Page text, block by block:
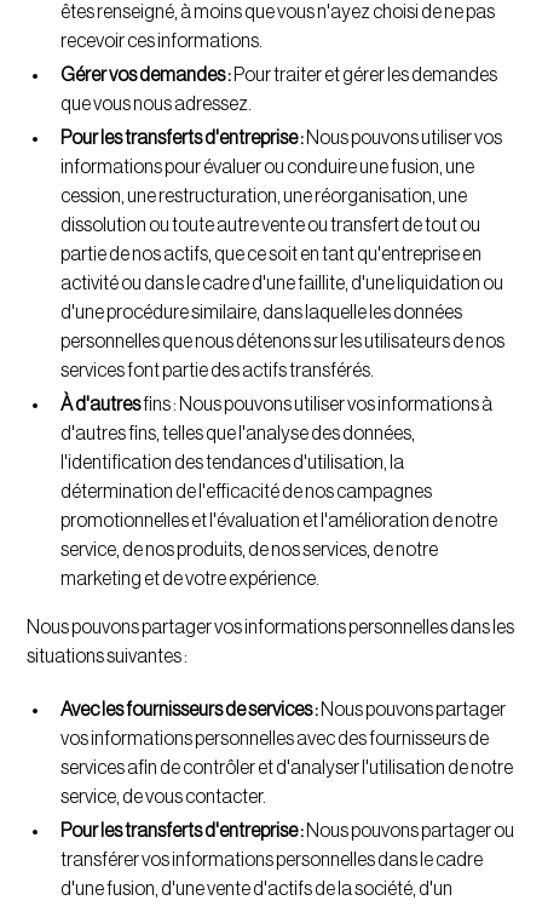
êtes renseigné, à moins que vous n'ayez choisi de ne pas
recevoir ces informations.
Gérer vos demandes : Pour traiter et gérer les demandes
que vous nous adressez.
Pour les transferts d'entreprise : Nous pouvons utiliser vos
informations pour évaluer ou conduire une fusion, une
cession, une restructuration, une réorganisation, une
dissolution ou toute autre vente ou transfert de tout ou
partie de nos actifs, que ce soit en tant qu'entreprise en
activité ou dans le cadre d'une faillite, d'une liquidation ou
d'une procédure similaire, dans laquelle les données
personnelles que nous détenons sur les utilisateurs de nos
services font partie des actifs transférés.
À d'autresfins : Nous pouvons utiliser vos informations à
d'autres fins, telles que l'analyse des données,
l'identification des tendances d'utilisation, la
détermination de l'efficacité de nos campagnes
promotionnelles et l'évaluation et l'amélioration de notre
service, de nos produits, de nos services, de notre
marketing et de votre expérience.
Nous pouvons partager vos informations personnelles dans les
situations suivantes :
Avec les fournisseurs de services : Nous pouvons partager
vos informations personnelles avec des fournisseurs de
services afin de contrôler et d'analyser l'utilisation de notre
service, de vous contacter.
Pour les transferts d'entreprise : Nous pouvons partager ou
transférer vos informations personnelles dans le cadre
d'une fusion, d'une vente d'actifs de la société, d'un